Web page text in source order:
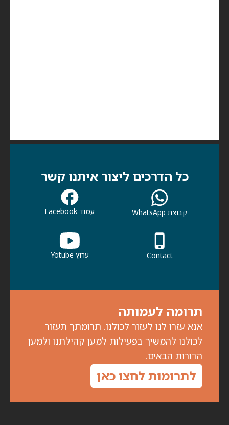
תרומה לעמותה
אנא עזרו לנו לעזור לכולנו. תרומתך תעזור
לכולנו להמשיך בפעילות למען קהילתנו ולמען
הדורות הבאים.
לתרומות לחצו כאן
כל הדרכים ליצור איתנו קשר
קבוצת WhatsApp עמוד Facebook
Contact ערוץ Yotube